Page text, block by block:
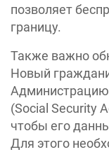
позволяет
границу.
Также важно
Новый
Администрацию
(Social Security
чтобы его
Для этого